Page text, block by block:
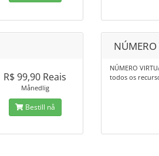
R$ 99,90 Reais
Månedlig
Bestill nå
NÚMERO
todos os